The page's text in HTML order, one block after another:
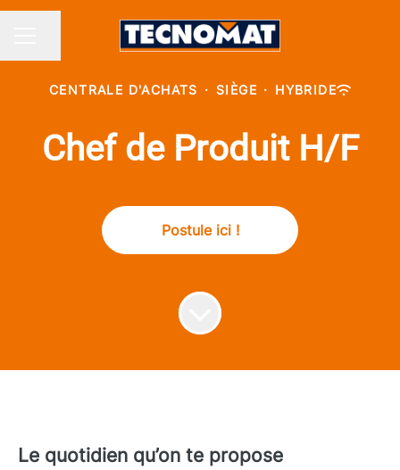
MENU CARRIÈRE
Partager la page
CENTRALE D'ACHATS · SIÈGE · HYBRIDE
Chef de Produit H/F
Postule ici !
Le quotidien qu’on te propose